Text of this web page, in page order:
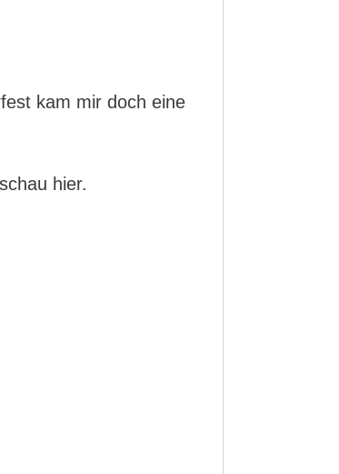
kam mir doch eine
hier.